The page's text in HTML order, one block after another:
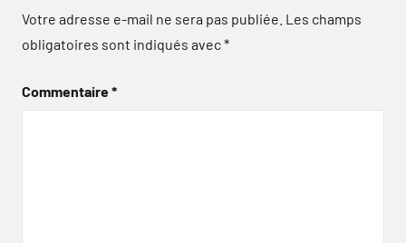
Votre adresse e-mail ne sera pas publiée. Les champs
obligatoires sont indiqués avec*
Commentaire*